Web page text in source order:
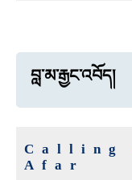
བླ་མ་རྒྱང་འབོད།
Calling
Afar